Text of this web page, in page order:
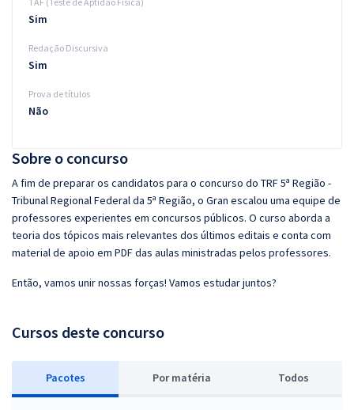
Sobre o concurso
A fim de preparar os candidatos para o concurso do TRF 5ª Região -
Tribunal Regional Federal da 5ª Região, o Gran escalou uma equipe de
professores experientes em concursos públicos. O curso aborda a
teoria dos tópicos mais relevantes dos últimos editais e conta com
material de apoio em PDF das aulas ministradas pelos professores.
Então, vamos unir nossas forças! Vamos estudar juntos?
Cursos deste concurso
Pacotes Por matéria Todos
Sim
Redação Discursiva
Sim
Prova de títulos
Não